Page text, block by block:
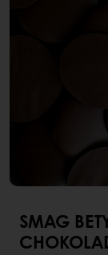
SMAG